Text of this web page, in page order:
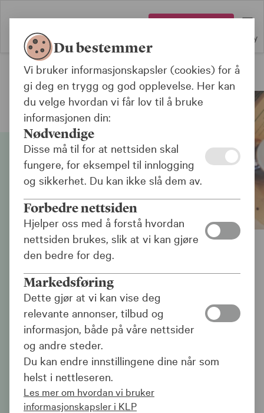
Meny
Forsikring
Hvilke forsikringer
trenger du som student?
| 15.05.26
Er du i ferd med å flytte for deg selv? Vi
gir deg noen gode råd om hvilke
forsikringer du bør vurdere når du skal
flytte for deg selv.
Du bestemmer
Vi bruker informasjonskapsler (cookies) for å
gi deg en trygg og god opplevelse. Her kan
du velge hvordan vi får lov til å bruke
informasjonen din:
Nødvendige
Disse må til for at nettsiden skal
fungere, for eksempel til innlogging
og sikkerhet. Du kan ikke slå dem av.
Forbedre nettsiden
Hjelper oss med å forstå hvordan
nettsiden brukes, slik at vi kan gjøre
den bedre for deg.
Markedsføring
Dette gjør at vi kan vise deg
relevante annonser, tilbud og
informasjon, både på våre nettsider
og andre steder.
Du kan endre innstillingene dine når som
helst i nettleseren.
Les mer om hvordan vi bruker
informasjonskapsler i KLP